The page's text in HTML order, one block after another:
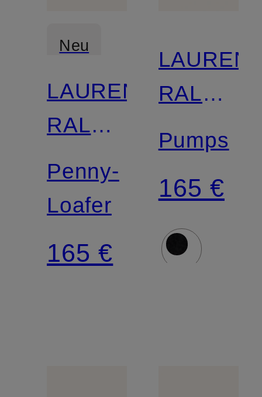
Neu
LAUREN
RALPH
LAUREN
Penny-
Loafer
165 €
LAUREN
RALPH
LAUREN
Pumps
165 €